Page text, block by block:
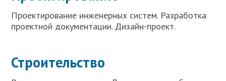
Проектирование инженерных систем. Разработка
проектной документации. Дизайн-проект.
Строительство